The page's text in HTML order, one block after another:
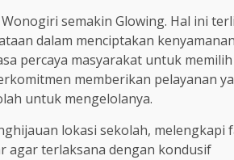
semakin Glowing. Hal ini
dalam menciptakan
percaya masyarakat untuk
memberikan pelayanan
untuk mengelolanya.
lokasi sekolah,
agar terlaksana dengan kondusif